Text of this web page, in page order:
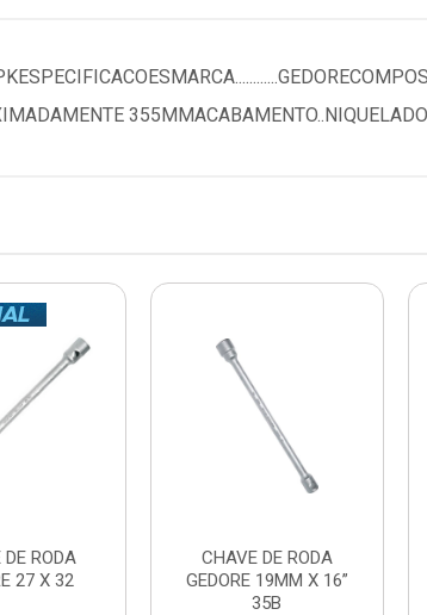
RODA
27 X 32
CHAVE DE RODA
GEDORE 19MM X 16”
35B